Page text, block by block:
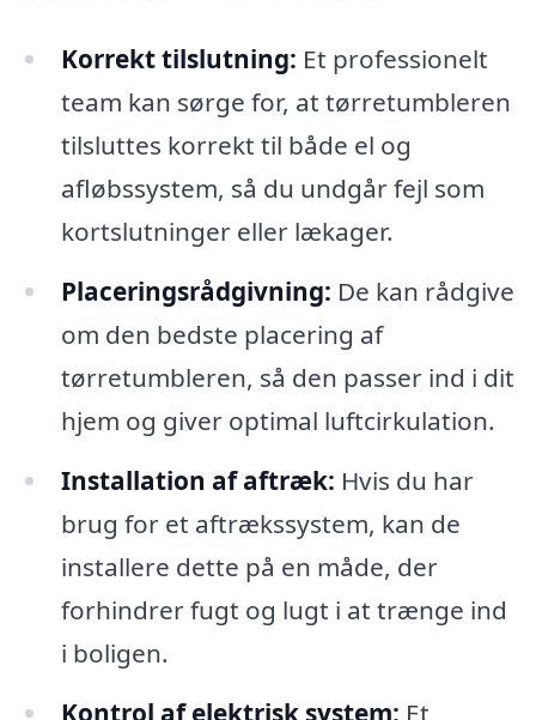
Korrekt tilslutning: Et professionelt
team kan sørge for, at tørretumbleren
tilsluttes korrekt til både el og
afløbssystem, så du undgår fejl som
kortslutninger eller lækager.
Placeringsrådgivning: De kan rådgive
om den bedste placering af
tørretumbleren, så den passer ind i dit
hjem og giver optimal luftcirkulation.
Installation af aftræk: Hvis du har
brug for et aftrækssystem, kan de
installere dette på en måde, der
forhindrer fugt og lugt i at trænge ind
i boligen.
Kontrol af elektrisk system: Et